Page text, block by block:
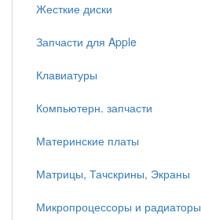
Жесткие диски
Запчасти для Apple
Клавиатуры
Компьютерн. запчасти
Материнские платы
Матрицы, Тачскрины, Экраны
Микропроцессоры и радиаторы